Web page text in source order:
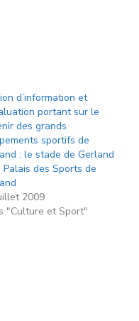
d’information et
portant sur le
des grands
sportifs de
: le stade de Gerland
des Sports de
2009
"Culture et Sport"